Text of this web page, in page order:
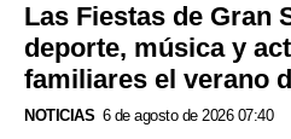
Las Fiestas de Gran
deporte, música y
familiares el verano
NOTICIAS 6 de agosto de 2026 07:40